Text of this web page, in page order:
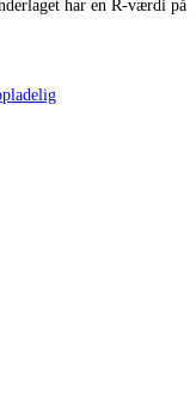
har en R-værdi på